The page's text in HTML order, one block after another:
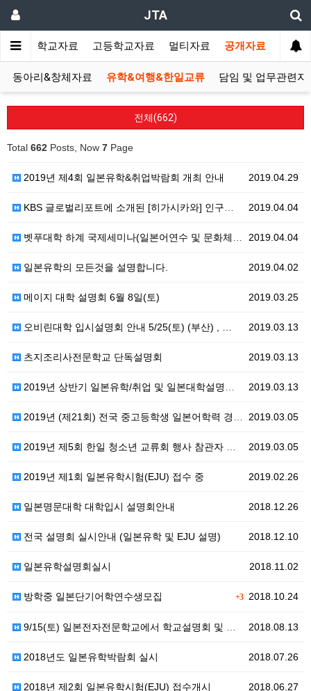
JTA
방 중학교자료 고등학교자료 멀티자료 공개자료
동아리&창체자료 유학&여행&한일교류 담임 및 업무관련자
전체(662)
Total 662 Posts, Now 7 Page
2019.04.29
2019년 제4회 일본유학&취업박람회 개최 안내
2019.04.04
KBS 글로벌리포트에 소개된 [히가시카와] 인구가 늘어…
2019.04.04
벳푸대학 하계 국제세미나(일본어연수 및 문화체험) 모집…
2019.04.02
일본유학의 모든것을 설명합니다.
2019.03.25
메이지 대학 설명회 6월 8일(토)
2019.03.13
오비린대학 입시설명회 안내 5/25(토) (부산) , …
2019.03.13
츠지조리사전문학교 단독설명회
2019.03.13
2019년 상반기 일본유학/취업 및 일본대학설명회 일정
2019.03.05
2019년 (제21회) 전국 중고등학생 일본어학력 경시…
2019.03.05
2019년 제5회 한일 청소년 교류회 행사 참관자 모집…
2019.02.26
2019년 제1회 일본유학시험(EJU) 접수 중
2018.12.26
일본명문대학 대학입시 설명회안내
2018.12.10
전국 설명회 실시안내 (일본유학 및 EJU 설명)
2018.11.02
일본유학설명회실시
+32018.10.24
방학중 일본단기어학연수생모집
2018.08.13
9/15(토) 일본전자전문학교에서 학교설명회 및 체험…
2018.07.26
2018년도 일본유학박람회 실시
2018.06.27
2018년 제2회 일본유학시험(EJU) 접수개시